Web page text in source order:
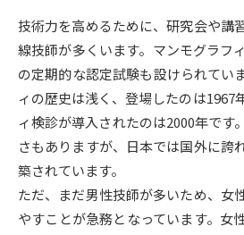
先輩が入学を決めた理由 テ
新生活お役立ちガイド
学問発見
技術力を高めるために、研究会や講
線技師が多くいます。マンモグラフ
の定期的な認定試験も設けられてい
ィの歴史は浅く、登場したのは1967
ィ検診が導入されたのは2000年です
さもありますが、日本では国外に誇
築されています。
ただ、まだ男性技師が多いため、女
やすことが急務となっています。女